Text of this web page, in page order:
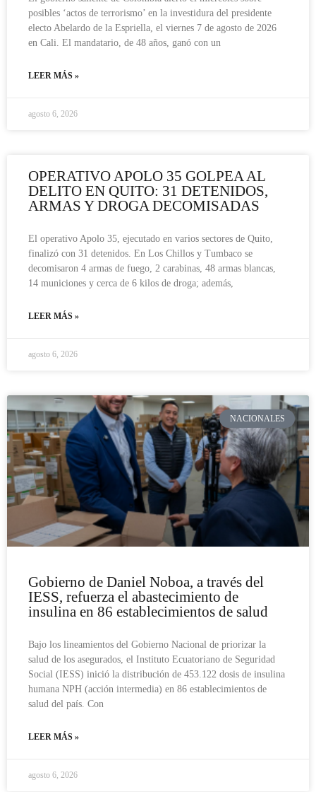
posibles ‘actos de terrorismo’ en la investidura del presidente
electo Abelardo de la Espriella, el viernes 7 de agosto de 2026
en Cali. El mandatario, de 48 años, ganó con un
LEER MÁS »
agosto 6, 2026
OPERATIVO APOLO 35 GOLPEA AL
DELITO EN QUITO: 31 DETENIDOS,
ARMAS Y DROGA DECOMISADAS
El operativo Apolo 35, ejecutado en varios sectores de Quito,
finalizó con 31 detenidos. En Los Chillos y Tumbaco se
decomisaron 4 armas de fuego, 2 carabinas, 48 armas blancas,
14 municiones y cerca de 6 kilos de droga; además,
LEER MÁS »
agosto 6, 2026
NACIONALES
Gobierno de Daniel Noboa, a través del
IESS, refuerza el abastecimiento de
insulina en 86 establecimientos de salud
Bajo los lineamientos del Gobierno Nacional de priorizar la
salud de los asegurados, el Instituto Ecuatoriano de Seguridad
Social (IESS) inició la distribución de 453.122 dosis de insulina
humana NPH (acción intermedia) en 86 establecimientos de
salud del país. Con
LEER MÁS »
agosto 6, 2026